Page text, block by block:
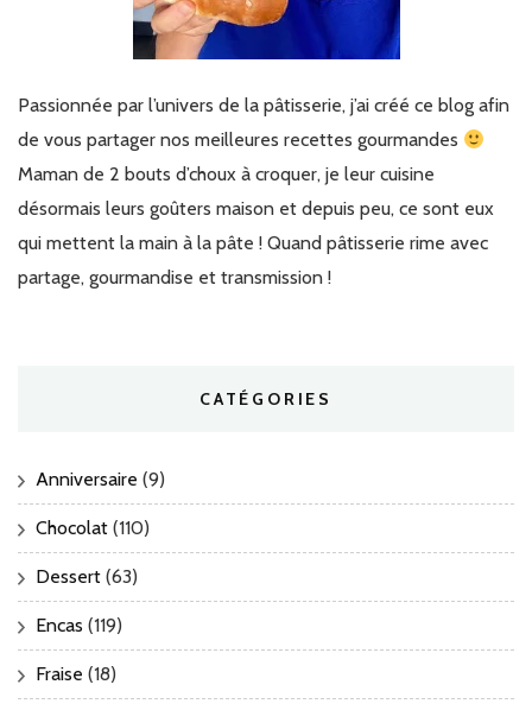
Passionnée par l’univers de la pâtisserie, j’ai créé ce blog afin
de vous partager nos meilleures recettes gourmandes
Maman de 2 bouts d’choux à croquer, je leur cuisine
désormais leurs goûters maison et depuis peu, ce sont eux
qui mettent la main à la pâte ! Quand pâtisserie rime avec
partage, gourmandise et transmission !
CATÉGORIES
Anniversaire (9)
Chocolat (110)
Dessert (63)
Encas (119)
Fraise (18)